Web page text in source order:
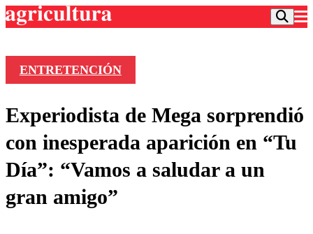
Frecuencias
Agricultura TV
Deportes
Colo Colo
Motor
Entretención
Noticias
Vida Social
ENTRETENCIÓN
Experiodista de Mega sorprendió
con inesperada aparición en “Tu
Día”: “Vamos a saludar a un
gran amigo”